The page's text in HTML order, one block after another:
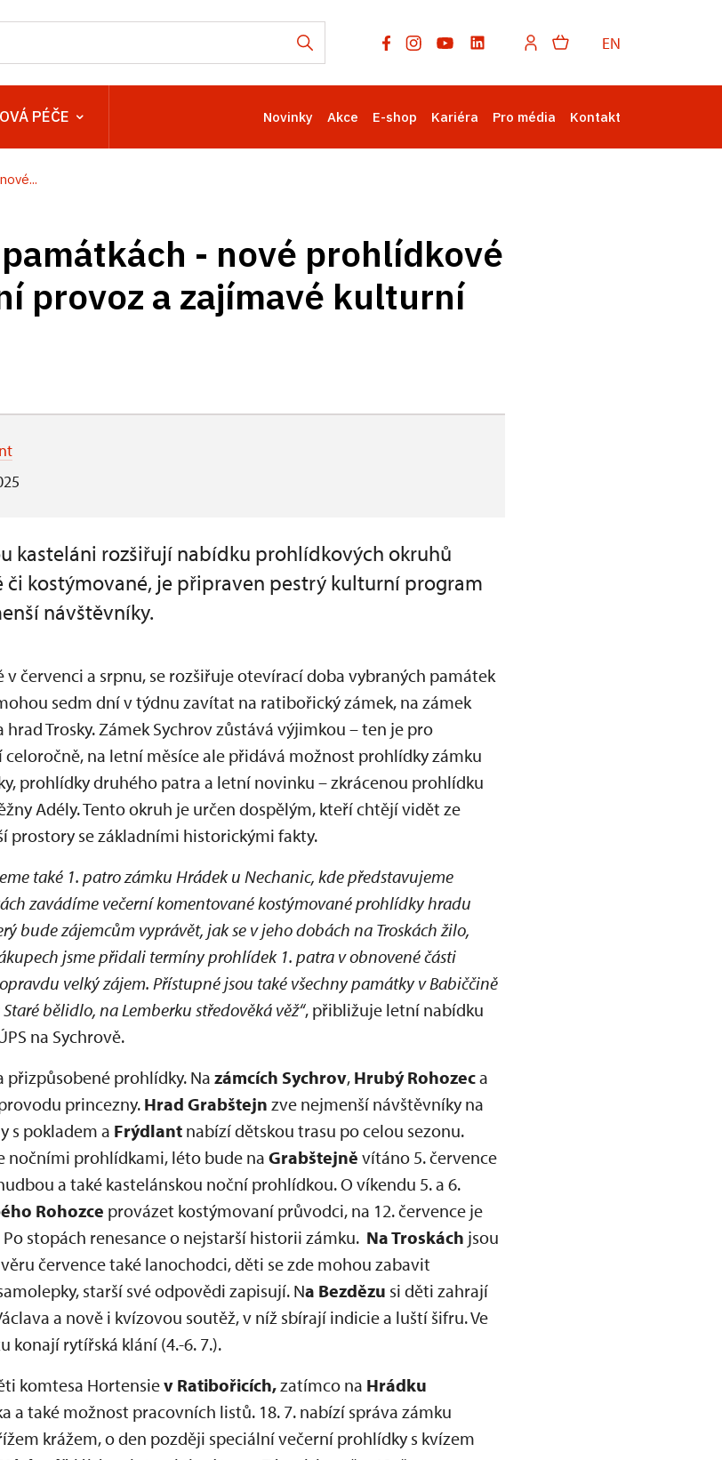
EN
PÉČE Novinky Akce E-shop Kariéra Pro média Kontakt
- nové prohlídkové
provoz a zajímavé kulturní
kasteláni rozšiřují nabídku prohlídkových okruhů
či kostýmované, je připraven pestrý kulturní program
návštěvníky.
červenci a srpnu, se rozšiřuje otevírací doba vybraných památek
sedm dní v týdnu zavítat na ratibořický zámek, na zámek
Trosky. Zámek Sychrov zůstává výjimkou – ten je pro
na letní měsíce ale přidává možnost prohlídky zámku
prohlídky druhého patra a letní novinku – zkrácenou prohlídku
Adély. Tento okruh je určen dospělým, kteří chtějí vidět ze
prostory se základními historickými fakty.
také 1. patro zámku Hrádek u Nechanic, kde představujeme
zavádíme večerní komentované kostýmované prohlídky hradu
bude zájemcům vyprávět, jak se v jeho dobách na Troskách žilo,
jsme přidali termíny prohlídek 1. patra v obnovené části
velký zájem. Přístupné jsou také všechny památky v Babiččině
bělidlo, na Lemberku středověká věž“, přibližuje letní nabídku
na Sychrově.
přizpůsobené prohlídky. Na zámcích Sychrov, Hrubý Rohozeca
princezny. Hrad Grabštejn zve nejmenší návštěvníky na
s pokladem a Frýdlant nabízí dětskou trasu po celou sezonu.
nočními prohlídkami, léto bude na Grabštejně vítáno 5. července
a také kastelánskou noční prohlídkou. O víkendu 5. a 6.
Rohozce provázet kostýmovaní průvodci, na 12. července je
stopách renesance o nejstarší historii zámku. Na Troskách jsou
července také lanochodci, děti se zde mohou zabavit
starší své odpovědi zapisují. Na Bezdězu si děti zahrají
a nově i kvízovou soutěž, v níž sbírají indicie a luští šifru. Ve
konají rytířská klání (4.-6. 7.).
komtesa Hortensiev Ratibořicích,zatímco na Hrádku
a také možnost pracovních listů. 18. 7. nabízí správa zámku
krážem, o den později speciální večerní prohlídky s kvízem